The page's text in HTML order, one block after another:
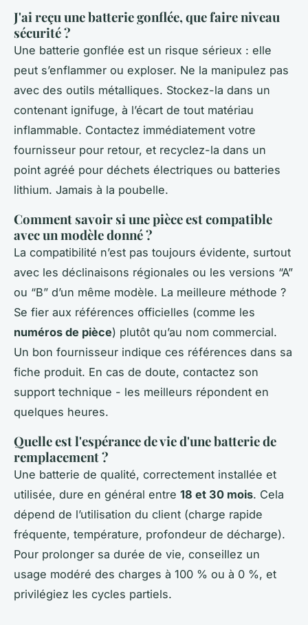
J'ai reçu une batterie gonflée, que faire niveau
sécurité ?
Une batterie gonflée est un risque sérieux : elle
peut s’enflammer ou exploser. Ne la manipulez pas
avec des outils métalliques. Stockez-la dans un
contenant ignifuge, à l’écart de tout matériau
inflammable. Contactez immédiatement votre
fournisseur pour retour, et recyclez-la dans un
point agréé pour déchets électriques ou batteries
lithium. Jamais à la poubelle.
Comment savoir si une pièce est compatible
avec un modèle donné ?
La compatibilité n’est pas toujours évidente, surtout
avec les déclinaisons régionales ou les versions “A”
ou “B” d’un même modèle. La meilleure méthode ?
Se fier aux références officielles (comme les
numéros de pièce) plutôt qu’au nom commercial.
Un bon fournisseur indique ces références dans sa
fiche produit. En cas de doute, contactez son
support technique - les meilleurs répondent en
quelques heures.
Quelle est l'espérance de vie d'une batterie de
remplacement ?
Une batterie de qualité, correctement installée et
utilisée, dure en général entre 18 et 30 mois. Cela
dépend de l’utilisation du client (charge rapide
fréquente, température, profondeur de décharge).
Pour prolonger sa durée de vie, conseillez un
usage modéré des charges à 100 % ou à 0 %, et
privilégiez les cycles partiels.